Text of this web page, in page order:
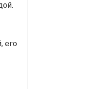
его